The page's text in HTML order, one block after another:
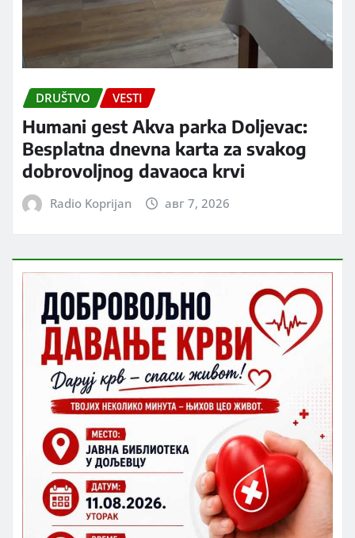
DRUŠTVO VESTI
Humani gest Akva parka Doljevac:
Besplatna dnevna karta za svakog
dobrovoljnog davaoca krvi
Radio Koprijan авг 7, 2026